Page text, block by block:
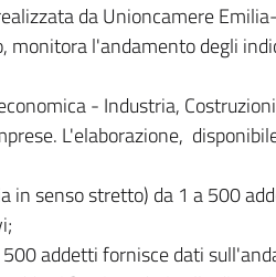
da Unioncamere
l'andamento degli
- Industria,
L'elaborazione,
in senso stretto) da 1 a 500
addetti fornisce dati